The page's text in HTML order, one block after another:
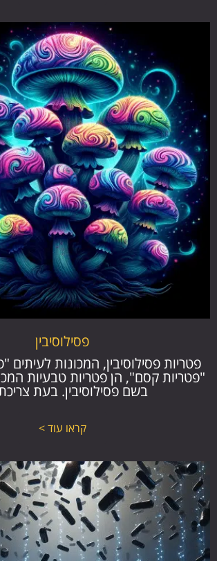
פסילוסיבין
פטריות פסילוסיבין, המכונות לעיתים
"פטריות קסם", הן פטריות טבעיות
בשם פסילוסיבין. בעת
קראו עוד >